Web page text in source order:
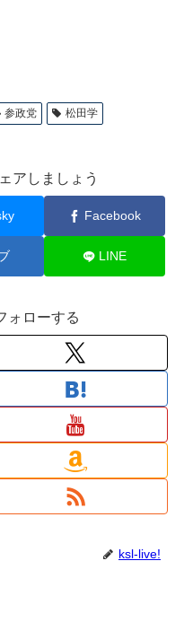
参政党
松田学
アしましょう
Facebook
LINE
ォローする
ksl-live!